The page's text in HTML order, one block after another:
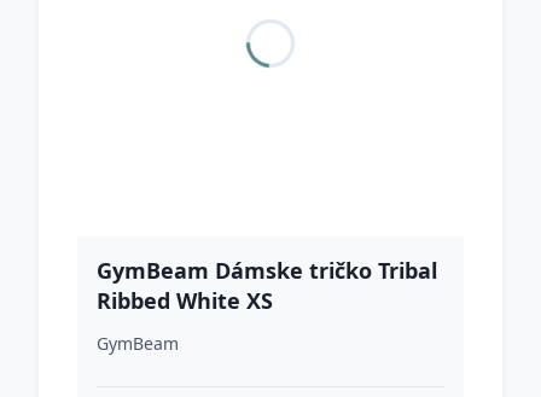
GymBeam Dámske tričko Tribal
Ribbed White XS
GymBeam